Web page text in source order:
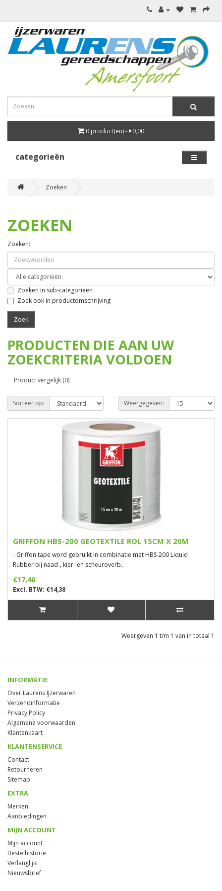
0 product(en) - €0,00
categorieën
Zoeken
ZOEKEN
Zoeken:
Zoeken in sub-categorieën
Zoek ook in productomschrijving
PRODUCTEN DIE AAN UW
ZOEKCRITERIA VOLDOEN
Product vergelijk (0)
Sorteer op: Weergegeven:
GRIFFON HBS-200 GEOTEXTILE ROL 15CM X 20M
- Griffon tape word gebruikt in combinatie met HBS-200 Liquid
Rubber bij naad-, kier- en scheuroverb..
€17,40
Excl. BTW: €14,38
Weergeven 1 t/m 1 van in totaal 1
INFORMATIE
Over Laurens IJzerwaren
Verzendinformatie
Privacy Policy
Algemene voorwaarden
Klantenkaart
KLANTENSERVICE
Contact
Retourneren
Sitemap
EXTRA
Merken
Aanbiedingen
MIJN ACCOUNT
Mijn account
Bestelhistorie
Verlanglijst
Nieuwsbrief